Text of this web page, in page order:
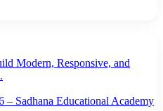
Modern, Responsive, and
Sadhana Educational Academy